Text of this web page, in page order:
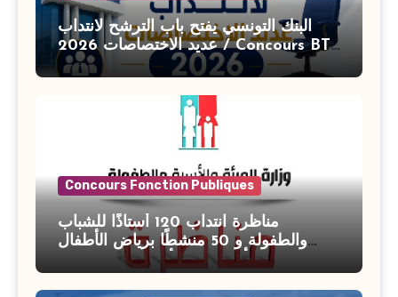
البنك التونسي يفتح باب الترشح لانتداب
عديد الاختصاصات 2026 / Concours BT
Banque de Tunisie 2026
Concours Fonction Publiques
مناظرة انتداب 120 أستاذًا للشباب
والطفولة و 50 منشطًا برياض الأطفال
بوزارة الأسرة والمرأة والطفولة وكبار
السن آخر أجل للتسجيل : 27 جويلية 2026